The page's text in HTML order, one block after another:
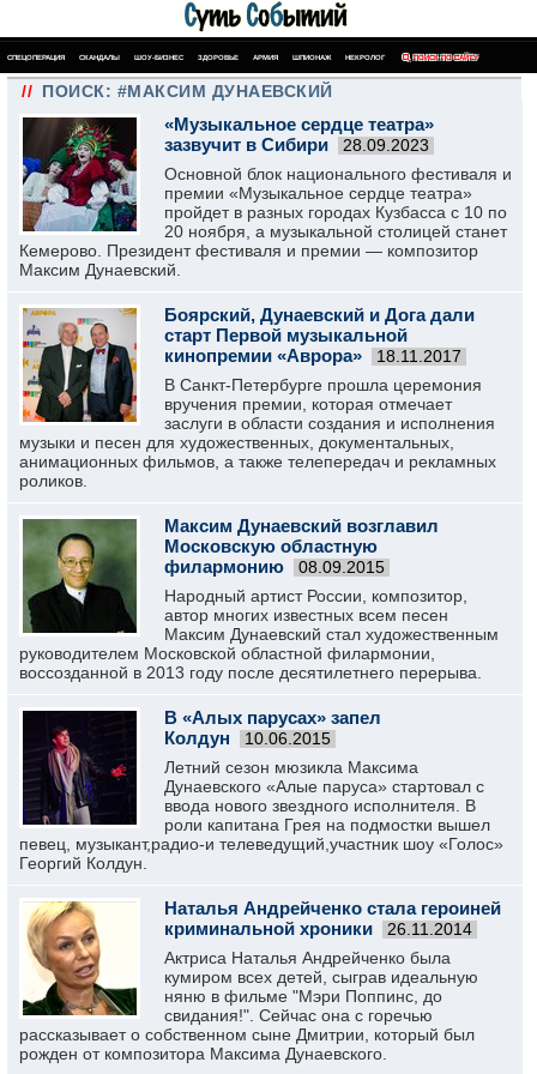
СПЕЦОПЕРАЦИЯ СКАНДАЛЫ ШОУ-БИЗНЕС ЗДОРОВЬЕ АРМИЯ ШПИОНАЖ НЕКРОЛОГ ПОИСК ПО САЙТУ
// ПОИСК: #МАКСИМ ДУНАЕВСКИЙ
«Музыкальное сердце театра»
зазвучит в Сибири
28.09.2023
Основной блок национального фестиваля и
премии «Музыкальное сердце театра»
пройдет в разных городах Кузбасса с 10 по
20 ноября, а музыкальной столицей станет
Кемерово. Президент фестиваля и премии — композитор
Максим Дунаевский.
Боярский, Дунаевский и Дога дали
старт Первой музыкальной
кинопремии «Аврора»
18.11.2017
В Санкт-Петербурге прошла церемония
вручения премии, которая отмечает
заслуги в области создания и исполнения
музыки и песен для художественных, документальных,
анимационных фильмов, а также телепередач и рекламных
роликов.
Максим Дунаевский возглавил
Московскую областную
филармонию
08.09.2015
Народный артист России, композитор,
автор многих известных всем песен
Максим Дунаевский стал художественным
руководителем Московской областной филармонии,
воссозданной в 2013 году после десятилетнего перерыва.
В «Алых парусах» запел
Колдун
10.06.2015
Летний сезон мюзикла Максима
Дунаевского «Алые паруса» стартовал с
ввода нового звездного исполнителя. В
роли капитана Грея на подмостки вышел
певец, музыкант,радио-и телеведущий,участник шоу «Голос»
Георгий Колдун.
Наталья Андрейченко стала героиней
криминальной хроники
26.11.2014
Актриса Наталья Андрейченко была
кумиром всех детей, сыграв идеальную
няню в фильме "Мэри Поппинс, до
свидания!". Сейчас она с горечью
рассказывает о собственном сыне Дмитрии, который был
рожден от композитора Максима Дунаевского.